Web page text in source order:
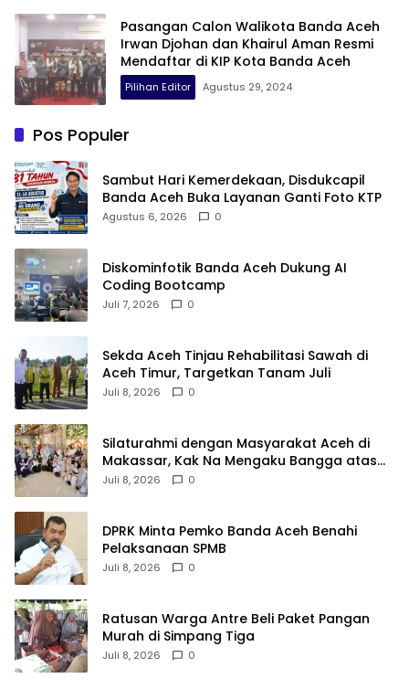
Pasangan Calon Walikota Banda Aceh
Irwan Djohan dan Khairul Aman Resmi
Mendaftar di KIP Kota Banda Aceh
Pilihan Editor Agustus 29, 2024
Pos Populer
Sambut Hari Kemerdekaan, Disdukcapil
Banda Aceh Buka Layanan Ganti Foto KTP
Agustus 6, 2026 0
Diskominfotik Banda Aceh Dukung AI
Coding Bootcamp
Juli 7, 2026 0
Sekda Aceh Tinjau Rehabilitasi Sawah di
Aceh Timur, Targetkan Tanam Juli
Juli 8, 2026 0
Silaturahmi dengan Masyarakat Aceh di
Makassar, Kak Na Mengaku Bangga atas
Kekompakan Perantau Aceh
Juli 8, 2026 0
DPRK Minta Pemko Banda Aceh Benahi
Pelaksanaan SPMB
Juli 8, 2026 0
Ratusan Warga Antre Beli Paket Pangan
Murah di Simpang Tiga
Juli 8, 2026 0